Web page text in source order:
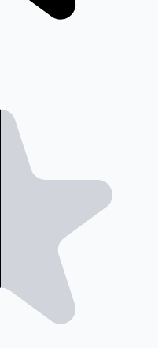
REST para
guest checkout, one-page
de pago; reglas de
DHL Packlink
SAP